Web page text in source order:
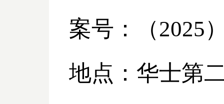
案号：（2025
地点：华士第